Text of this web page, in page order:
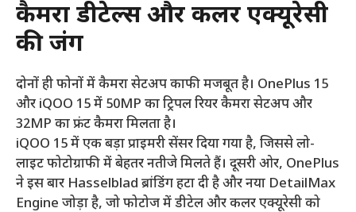
कैमरा डीटेल्स और कलर एक्यूरेसी
की जंग
दोनों ही फोनों में कैमरा सेटअप काफी मजबूत है। OnePlus 15
और iQOO 15 में 50MP का ट्रिपल रियर कैमरा सेटअप और
32MP का फ्रंट कैमरा मिलता है।
iQOO 15 में एक बड़ा प्राइमरी सेंसर दिया गया है, जिससे लो-
लाइट फोटोग्राफी में बेहतर नतीजे मिलते हैं। दूसरी ओर, OnePlus
ने इस बार Hasselblad ब्रांडिंग हटा दी है और नया DetailMax
Engine जोड़ा है, जो फोटोज में डीटेल और कलर एक्यूरेसी को